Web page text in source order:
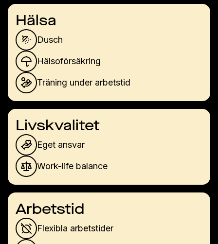
Hälsa
Dusch
Hälsoförsäkring
Träning under arbetstid
Livskvalitet
Eget ansvar
Work-life balance
Arbetstid
Flexibla arbetstider